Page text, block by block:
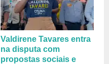
Valdirene Tavares entra
na disputa com
propostas sociais e